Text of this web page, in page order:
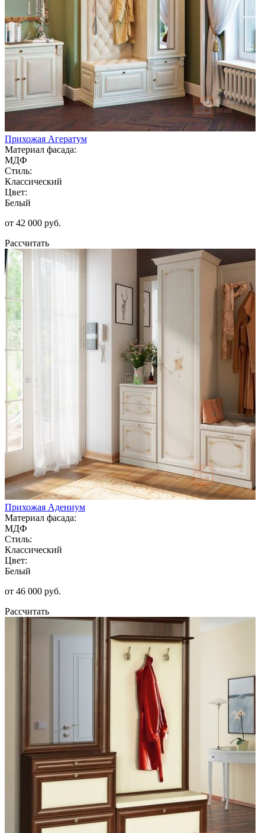
Прихожая Агератум
Материал фасада:
МДФ
Стиль:
Классический
Цвет:
Белый
от 42 000 руб.
Рассчитать
Прихожая Адениум
Материал фасада:
МДФ
Стиль:
Классический
Цвет:
Белый
от 46 000 руб.
Рассчитать